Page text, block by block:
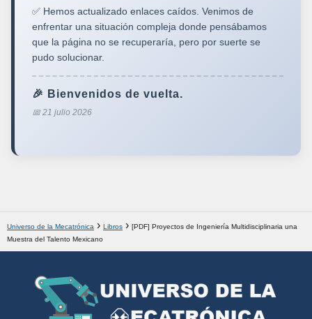
✅ Hemos actualizado enlaces caídos. Venimos de
enfrentar una situación compleja donde pensábamos
que la página no se recuperaría, pero por suerte se
pudo solucionar.
🎉 Bienvenidos de vuelta.
📅 21 julio 2026
Universo de la Mecatrónica Libros
[PDF] Proyectos de Ingeniería Multidisciplinaria una
Muestra del Talento Mexicano